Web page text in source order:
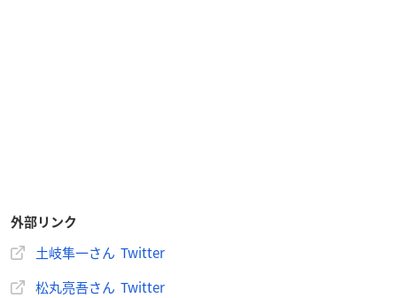
外部リンク
土岐隼一さん Twitter
松丸亮吾さん Twitter